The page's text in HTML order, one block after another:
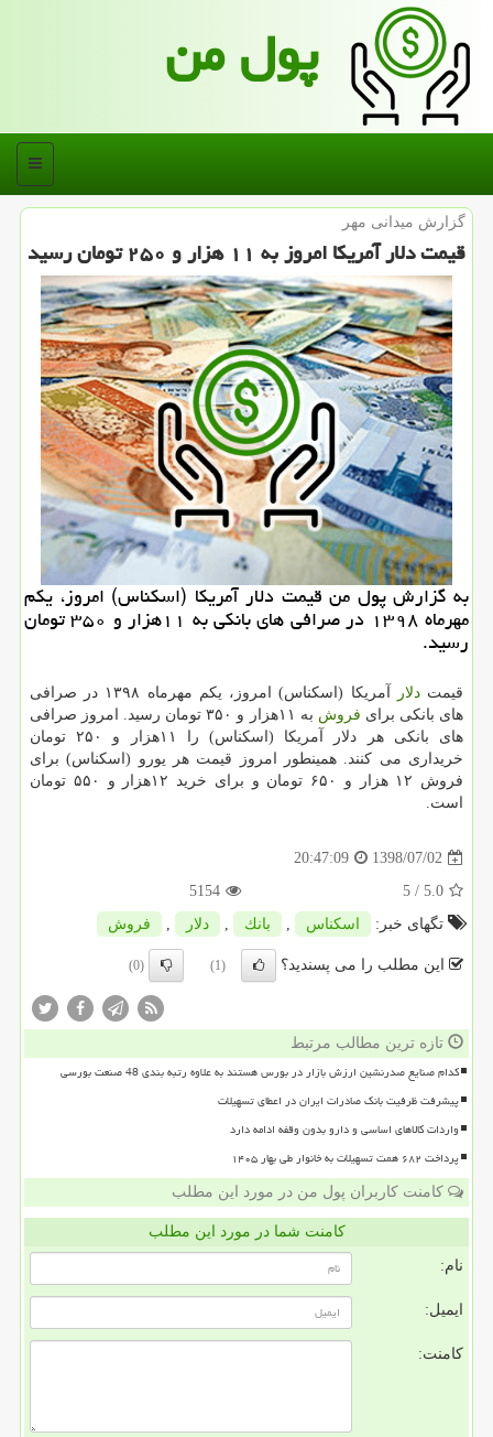
پول من
منو
گزارش میدانی مهر
قیمت دلار آمریكا امروز به ۱۱ هزار و ۲۵۰ تومان رسید
به گزارش پول من قیمت دلار آمریكا (اسكناس) امروز، یكم
مهرماه ۱۳۹۸ در صرافی های بانكی به ۱۱هزار و ۳۵۰ تومان
رسید.
قیمتدلار
آمریكا (اسكناس) امروز، یكم مهرماه ۱۳۹۸ در صرافی
های بانكی برای فروش
به ۱۱هزار و ۳۵۰ تومان رسید. امروز صرافی
های بانكی هر دلار آمریكا (اسكناس) را ۱۱هزار و ۲۵۰ تومان
خریداری می كنند. همینطور امروز قیمت هر یورو (اسكناس) برای
فروش ۱۲ هزار و ۶۵۰ تومان و برای خرید ۱۲هزار و ۵۵۰ تومان
است.
1398/07/02
20:47:09
5.0
/ 5
5154
تگهای خبر:
اسكناس , بانك , دلار , فروش
این مطلب را می پسندید؟ (1)
(0)
تازه ترین مطالب مرتبط
کدام صنایع صدرنشین ارزش بازار در بورس هستند به علاوه رتبه بندی 48 صنعت بورسی
پیشرفت ظرفیت بانک صادرات ایران در اعطای تسهیلات
واردات کالاهای اساسی و دارو بدون وقفه ادامه دارد
پرداخت ۶۸۲ همت تسهیلات به خانوار طی بهار ۱۴۰۵
کامنت کاربران پول من در مورد این مطلب
کامنت شما در مورد این مطلب
نام:
ایمیل:
کامنت: